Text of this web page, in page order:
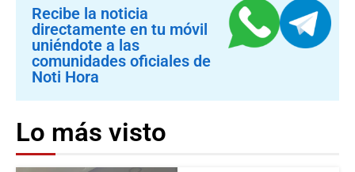
Recibe la noticia
directamente en tu móvil
uniéndote a las
comunidades oficiales de
Noti Hora
Lo más visto